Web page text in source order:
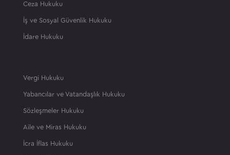
Ceza Hukuku
İş ve Sosyal Güvenlik Hukuku
İdare Hukuku
Vergi Hukuku
Yabancılar ve Vatandaşlık Hukuku
Sözleşmeler Hukuku
Aile ve Miras Hukuku
İcra İflas Hukuku